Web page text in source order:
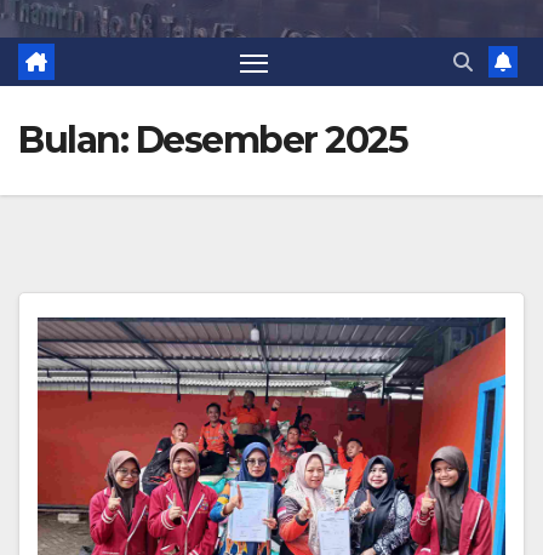
Bulan: Desember 2025